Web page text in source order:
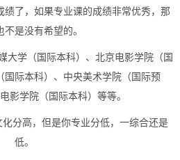
了，如果专业课的成绩非常优秀，那
是没有希望的。
大学（国际本科）、北京电影学院（国
国际本科）、中央美术学院（国际预
影学院（国际本科）等等。
分高，但是你专业分低，一综合还是
低。